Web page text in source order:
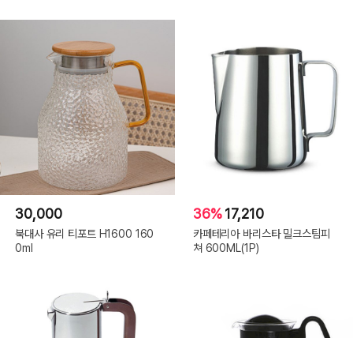
30,000
북대사 유리 티포트 H1600 160
0ml
36%17,210
카페테리아 바리스타 밀크스팀피
쳐 600ML(1P)